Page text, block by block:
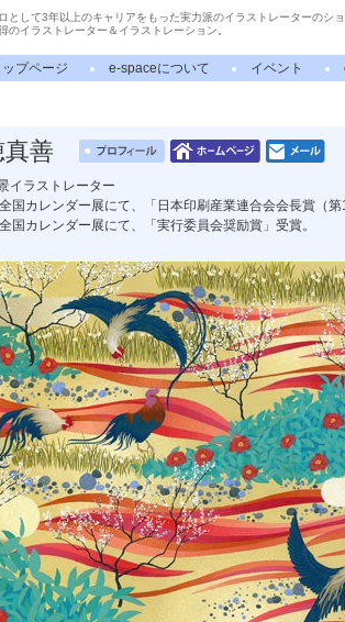
として3年以上のキャリアをもった実力派のイラストレーターのショ
のイラストレーター＆イラストレーション。
ップページ e-spaceについて イベント
善
イラストレーター
国カレンダー展にて、「日本印刷産業連合会会長賞（第
国カレンダー展にて、「実行委員会奨励賞」受賞。